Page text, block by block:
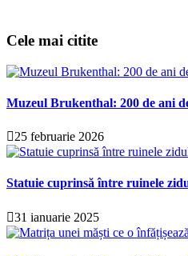
Cele mai citite
Muzeul Brukenthal: 200 de ani
25 februarie 2026
Statuie cuprinsă între ruinele
31 ianuarie 2025